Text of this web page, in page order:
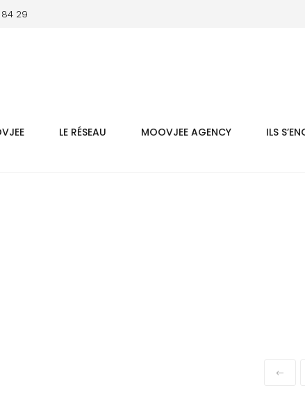
84 29
LE RÉSEAU MOOVJEE AGENCY ILS